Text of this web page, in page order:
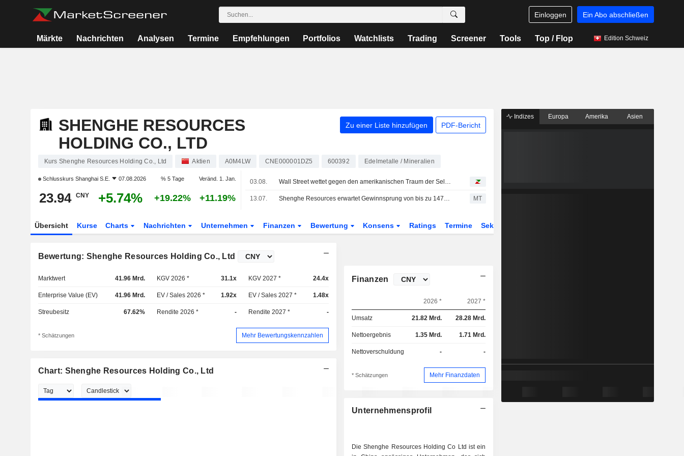
Einloggen Ein Abo abschließen
Märkte Nachrichten Analysen Termine Empfehlungen Portfolios Watchlists Trading Screener Tools Top / Flop Edition Schweiz
SHENGHE RESOURCES
HOLDING CO., LTD
Zu einer Liste hinzufügen PDF-Bericht
Kurs Shenghe Resources Holding Co., Ltd Aktien A0M4LW CNE000001DZ5 600392 Edelmetalle / Mineralien
Schlusskurs Shanghai S.E. 07.08.2026 % 5 Tage Veränd. 1. Jan.
23.94 CNY +5.74% +19.22% +11.19%
03.08. Wall Street wettet gegen den amerikanischen Traum der Seltenen Erden
13.07. Shenghe Resources erwartet Gewinnsprung von bis zu 147% im 1. Halbjahr; Aktie rutscht um 8% ab MT
Übersicht Kurse Charts Nachrichten Unternehmen Finanzen Bewertung Konsens Ratings Termine Sektor
Bewertung: Shenghe Resources Holding Co., Ltd
Marktwert 41.96 Mrd. KGV 2026 * 31.1x KGV 2027 * 24.4x
Enterprise Value (EV) 41.96 Mrd. EV / Sales 2026 * 1.92x EV / Sales 2027 * 1.48x
Streubesitz 67.62% Rendite 2026 * - Rendite 2027 * -
* Schätzungen Mehr Bewertungskennzahlen
Chart: Shenghe Resources Holding Co., Ltd
Finanzen
2026 * 2027 *
Umsatz 21.82 Mrd. 28.28 Mrd.
Nettoergebnis 1.35 Mrd. 1.71 Mrd.
Nettoverschuldung - -
* Schätzungen Mehr Finanzdaten
Unternehmensprofil
Die Shenghe Resources Holding Co Ltd ist ein
Indizes Europa Amerika Asien